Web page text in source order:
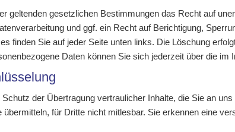
geltenden gesetzlichen Bestimmungen das Recht auf
und ggf. ein Recht auf Berichtigung,
finden Sie auf jeder Seite unten links. Die Löschung
Daten können Sie sich jederzeit über die
der Übertragung vertraulicher Inhalte, die Sie an
übermitteln, für Dritte nicht mitlesbar. Sie erkennen eine